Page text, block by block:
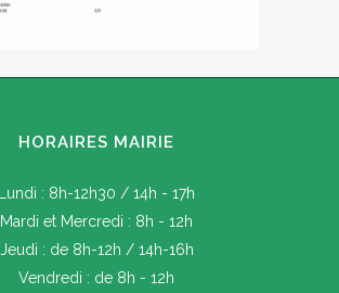
HORAIRES MAIRIE
Lundi : 8h-12h30 / 14h - 17h
Mardi et Mercredi : 8h - 12h
Jeudi : de 8h-12h / 14h-16h
Vendredi : de 8h - 12h